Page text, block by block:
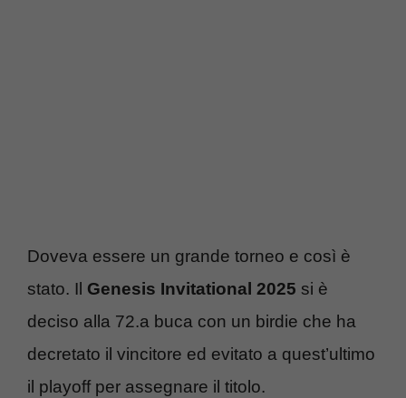
Doveva essere un grande torneo e così è
stato. Il Genesis Invitational 2025 si è
deciso alla 72.a buca con un birdie che ha
decretato il vincitore ed evitato a quest’ultimo
il playoff per assegnare il titolo.